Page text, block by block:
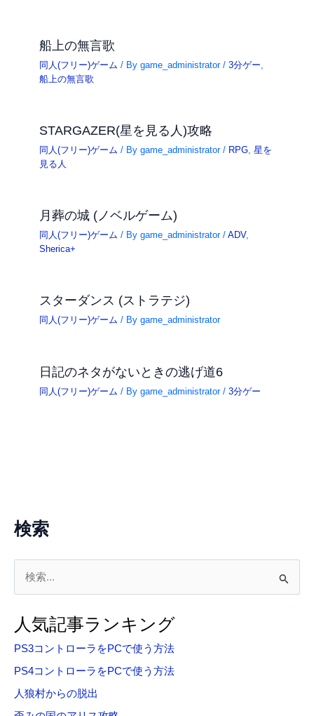
検索
象
:
人気記事ランキング
PS3コントローラをPCで使う方法
PS4コントローラをPCで使う方法
人狼村からの脱出
船上の無言歌
同人(フリー)ゲーム / Bygame_administrator/3分ゲー
船上の無言歌
STARGAZER(星を見る人)攻略
同人(フリー)ゲーム / Bygame_administrator/ RPG ,星を
見る人
月葬の城 (ノベルゲーム)
同人(フリー)ゲーム / Bygame_administrator/ADV,
Sherica+
スターダンス (ストラテジ)
同人(フリー)ゲーム / Bygame_administrator
日記のネタがないときの逃げ道6
同人(フリー)ゲーム / Bygame_administrator/3分ゲー